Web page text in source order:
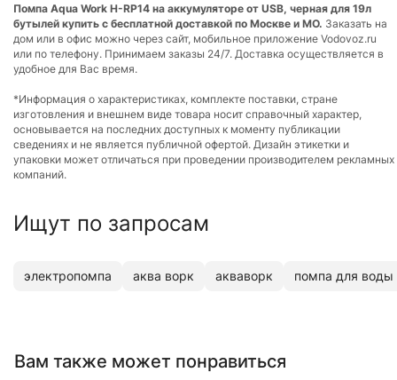
Помпа Aqua Work H-RP14 на аккумуляторе от USB, черная для 19л
бутылей купить с бесплатной доставкой по Москве и МО. Заказать на
дом или в офис можно через сайт, мобильное приложение Vodovoz.ru
или по телефону. Принимаем заказы 24/7. Доставка осуществляется в
удобное для Вас время.
*Информация о характеристиках, комплекте поставки, стране
изготовления и внешнем виде товара носит справочный характер,
основывается на последних доступных к моменту публикации
сведениях и не является публичной офертой. Дизайн этикетки и
упаковки может отличаться при проведении производителем рекламных
компаний.
Ищут по запросам
электропомпа аква ворк акваворк помпа для воды
Вам также может понравиться